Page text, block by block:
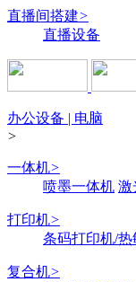
直播间搭建>
直播设备
办公设备 | 电脑
>
一体机>
喷墨一体机 激
打印机>
条码打印机/
复合机>